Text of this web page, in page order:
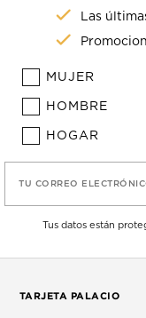
Las
MUJER
HOMBRE
HOGAR
TU CORREO
Tus datos están
TARJETA PALACIO